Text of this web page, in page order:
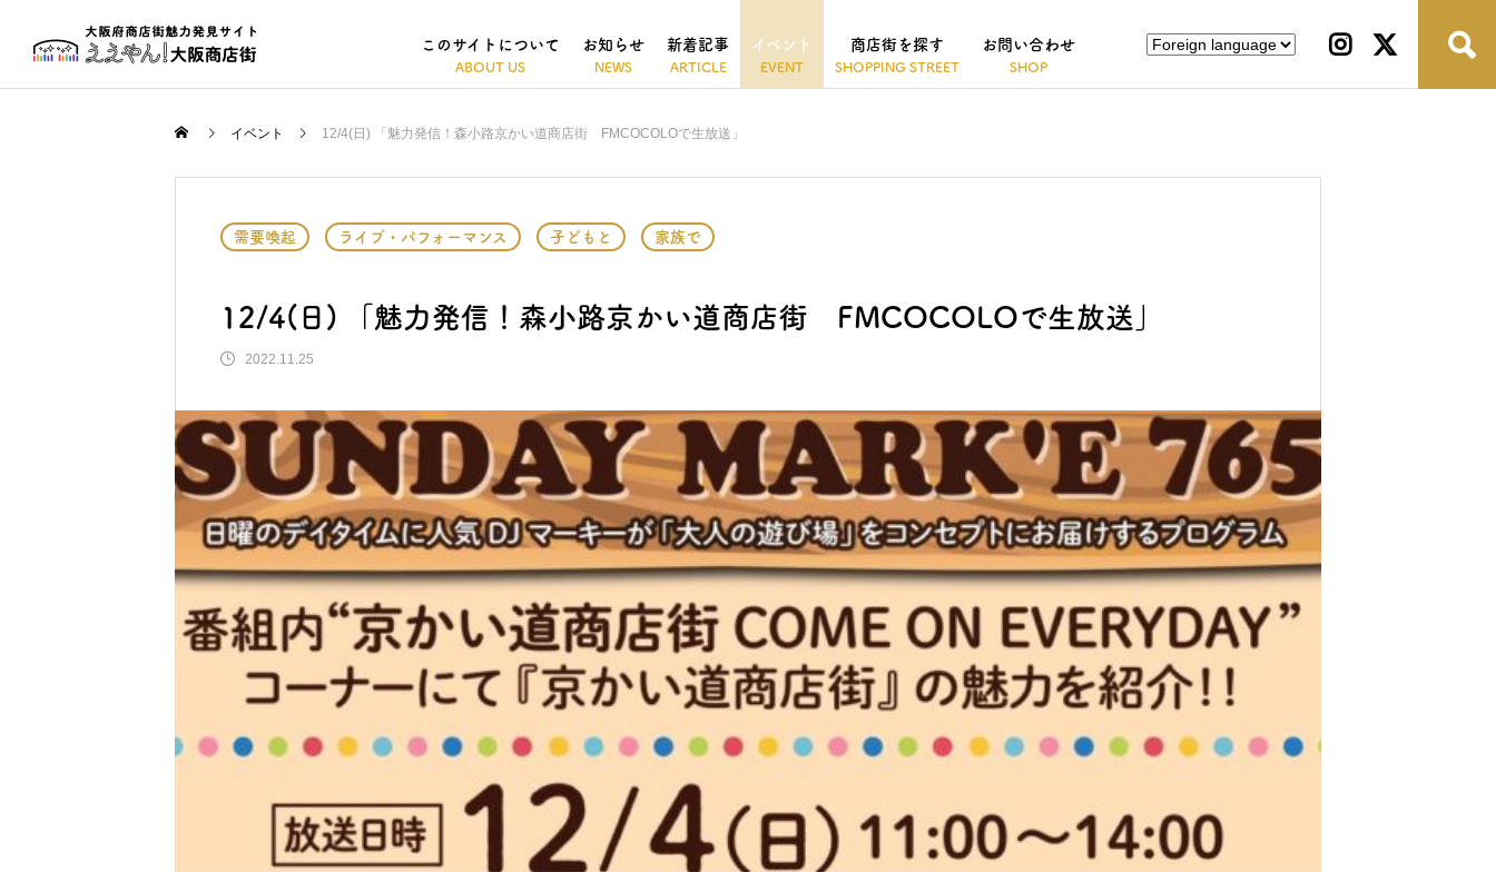
このサイトについて お知らせ 新着記事 イベント 商店街を探す お問い合わせ
イベント 12/4(日) 「魅力発信！森小路京かい道商店街 FMCOCOLOで生放送」
需要喚起 ライブ・パフォーマンス 子どもと 家族で
12/4(日) 「魅力発信！森小路京かい道商店街 FMCOCOLOで生放送」
2022.11.25